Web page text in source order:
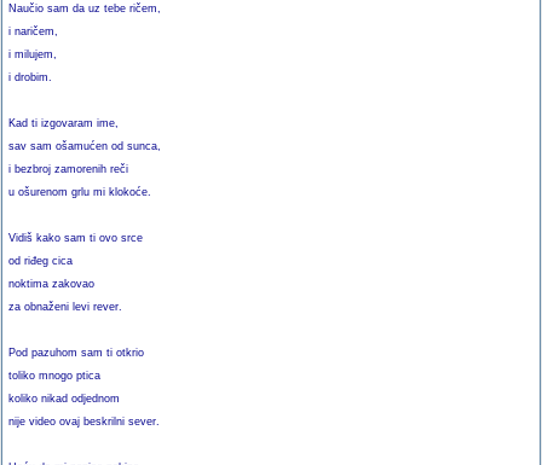
Naučio sam da uz tebe ričem,
i naričem,
i milujem,
i drobim.
Kad ti izgovaram ime,
sav sam ošamućen od sunca,
i bezbroj zamorenih reči
u ošurenom grlu mi klokoće.
Vidiš kako sam ti ovo srce
od riđeg cica
noktima zakovao
za obnaženi levi rever.
Pod pazuhom sam ti otkrio
toliko mnogo ptica
koliko nikad odjednom
nije video ovaj beskrilni sever.